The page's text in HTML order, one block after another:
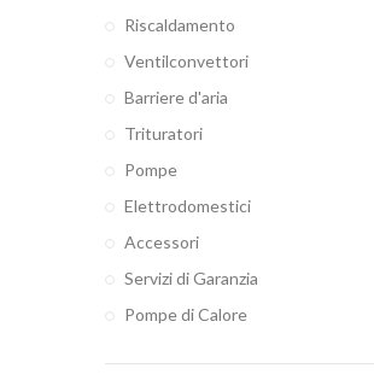
Riscaldamento
Ventilconvettori
Barriere d'aria
Trituratori
Pompe
Elettrodomestici
Accessori
Servizi di Garanzia
Pompe di Calore